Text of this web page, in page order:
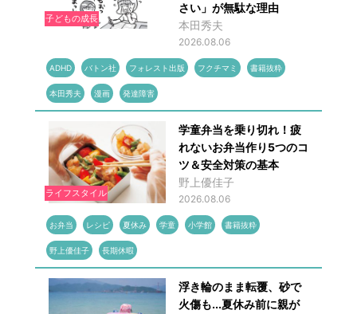
子どもの成長
さい」が無駄な理由
本田秀夫
2026.08.06
ADHD バトン社 フォレスト出版 フクチマミ 書籍抜粋
本田秀夫 漫画 発達障害
ライフスタイル
学童弁当を乗り切れ！疲
れないお弁当作り5つのコ
ツ＆安全対策の基本
野上優佳子
2026.08.06
お弁当 レシピ 夏休み 学童 小学館 書籍抜粋
野上優佳子 長期休暇
浮き輪のまま転覆、砂で
火傷も...夏休み前に親が